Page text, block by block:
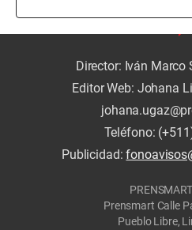
Director: Iván Marco
Editor Web: Johana
Teléfono:
Publicidad:
Prensmart Calle
Pueblo Libre,